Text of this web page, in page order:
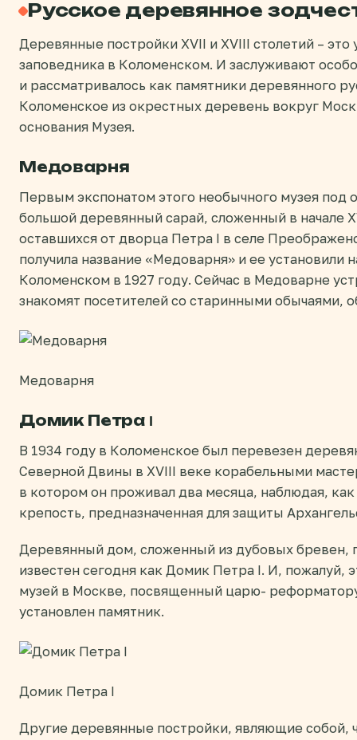
Русское деревянное
Деревянные постройки XVII и XVIII столетий –
заповедника в Коломенском. И заслуживают
и рассматривалось как памятники деревянного
Коломенское из окрестных деревень вокруг
основания Музея.
Медоварня
Первым экспонатом этого необычного музея
большой деревянный сарай, сложенный в начале
оставшихся от дворца Петра I в селе
получила название «Медоварня» и ее установили
Коломенском в 1927 году. Сейчас в Медоварне
знакомят посетителей со старинными обычаями,
Медоварня
Домик Петра I
В 1934 году в Коломенское был перевезен
Северной Двины в XVIII веке корабельными
в котором он проживал два месяца, наблюдая,
крепость, предназначенная для защиты
Деревянный дом, сложенный из дубовых бревен,
известен сегодня как Домик Петра I. И, пожалуй,
музей в Москве, посвященный царю-
установлен памятник.
Домик Петра I
Другие деревянные постройки, являющие собой,